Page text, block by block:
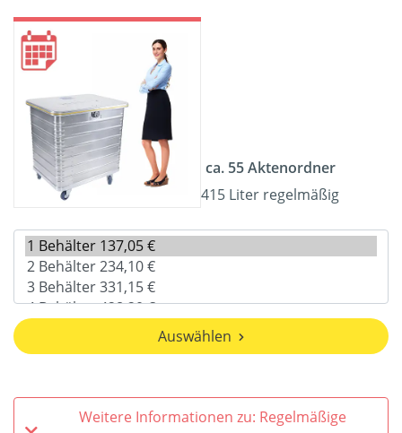
ca. 55 Aktenordner
415 Liter regelmäßig
Auswählen
Weitere Informationen zu: Regelmäßige